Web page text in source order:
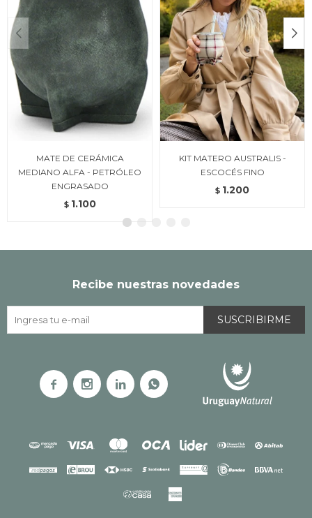
MATE DE CERÁMICA
MEDIANO ALFA - PETRÓLEO
ENGRASADO
$ 1.100
KIT MATERO AUSTRALIS -
ESCOCÉS FINO
$ 1.200
Recibe nuestras novedades
SUSCRIBIRME
   